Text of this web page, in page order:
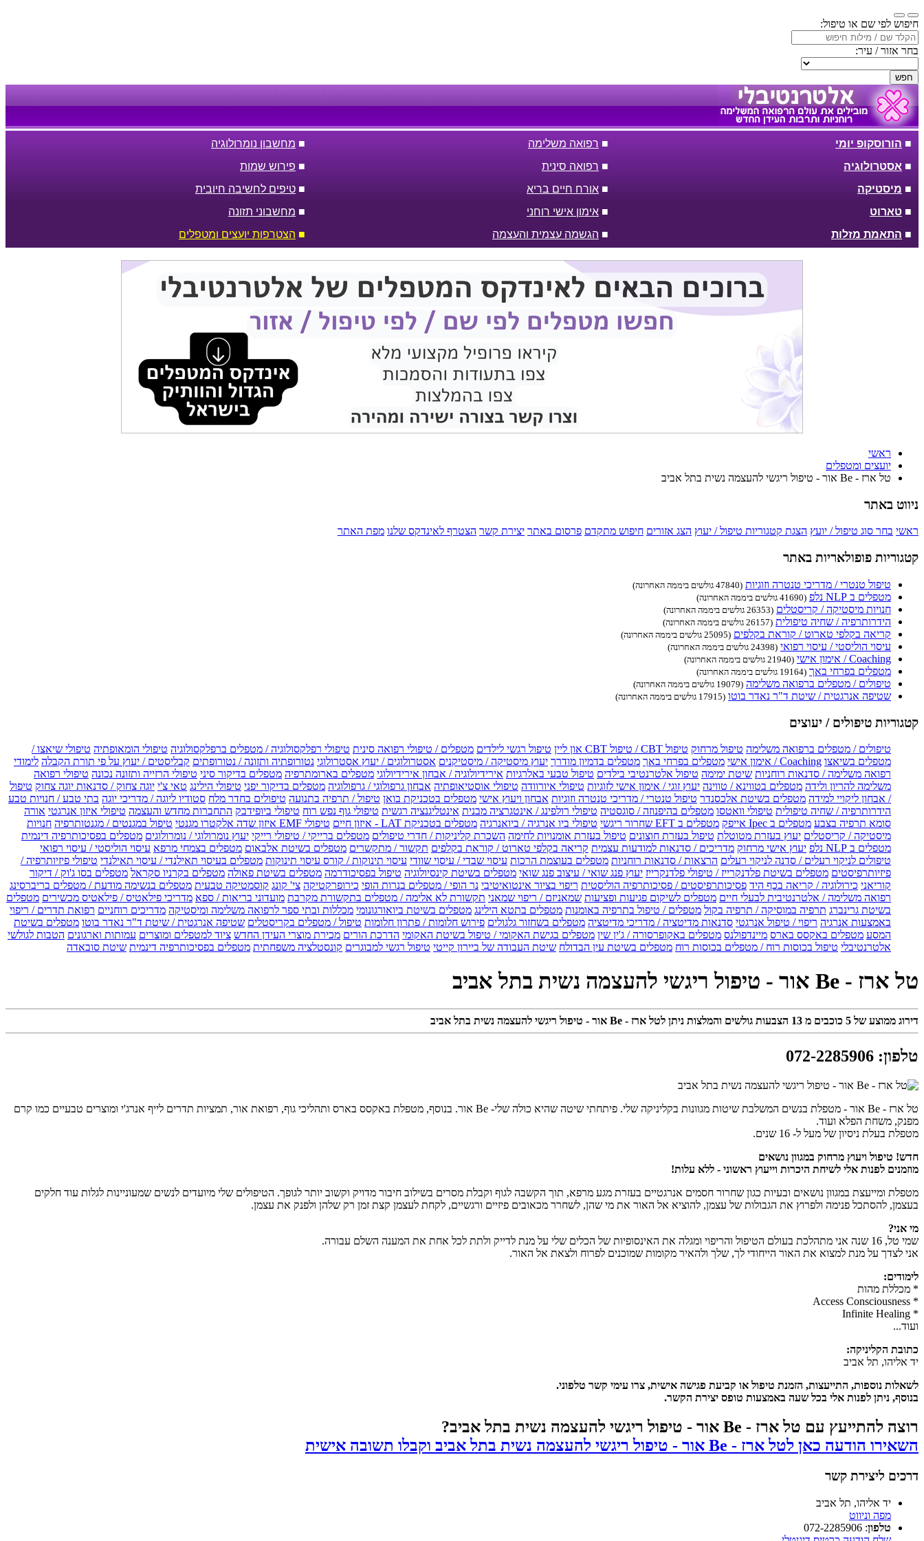
חיפוש לפי שם או טיפול:
בחר אזור / עיר:
חפש
■ הורוסקופ יומי ■ רפואה משלימה ■ מחשבון נומרולוגיה
■ אסטרולוגיה ■ רפואה סינית ■ פירוש שמות
■ מיסטיקה ■ אורח חיים בריא ■ טיפים לחשיבה חיובית
■ טארוט ■ אימון אישי רוחני ■ מחשבוני תזונה
■ התאמת מזלות ■ הגשמה עצמית והעצמה ■ הצטרפות יועצים ומטפלים
ראשי
יועצים ומטפלים
טל ארז - Be אור - טיפול ריגשי להעצמה נשית בתל אביב
ניווט באתר
ראשי בחר סוג טיפול / יועץ הצגת קטגוריות טיפול / יעוץ הצג אזורים חיפוש מתקדם פרסום באתר יצירת קשר הצטרף לאינדקס שלנו מפת האתר
קטגוריות פופולאריות באתר
טיפול טנטרי / מדריכי טנטרה וזוגיות (47840 גולשים ביממה האחרונה)
מטפלים ב NLP נלפ (41690 גולשים ביממה האחרונה)
חנויות מיסטיקה / קריסטלים (26353 גולשים ביממה האחרונה)
הידרותרפיה / שחיה טיפולית (26157 גולשים ביממה האחרונה)
קריאה בקלפי טארוט / קוראת בקלפים (25095 גולשים ביממה האחרונה)
עיסוי הוליסטי / עיסוי רפואי (24398 גולשים ביממה האחרונה)
Coaching / אימון אישי (21940 גולשים ביממה האחרונה)
מטפלים בפרחי באך (19164 גולשים ביממה האחרונה)
טיפולים / מטפלים ברפואה משלימה (19079 גולשים ביממה האחרונה)
שטיפה אנרגטית / שיטת ד"ר נאדר בוטו (17915 גולשים ביממה האחרונה)
קטגוריות טיפולים / יעוצים
טיפולים / מטפלים ברפואה משלימה טיפול מרחוק טיפול CBT / טיפול CBT און ליין טיפול רגשי לילדים מטפלים / טיפולי רפואה סינית טיפולי רפלקסולוגיה / מטפלים ברפלקסולוגיה טיפולי הומאופתיה טיפולי שיאצו /
מטפלים בשיאצו Coaching / אימון אישי מטפלים בפרחי באך מטפלים בדמיון מודרך יעוץ מיסטיקה / מיסטיקנים אסטרולוגים / יעוץ אסטרולוגי נטורופתיה ותזונה / נטורופתים קבליסטים / יעוץ על פי תורת הקבלה לימודי
רפואה משלימה / סדנאות רוחניות שיטת ימימה טיפול אלטרנטיבי בילדים טיפול טבעי באלרגיות אירידיולוגיה / אבחון אירידיולוגי מטפלים בארומתרפיה מטפלים בדיקור סיני טיפולי הרזייה ותזונה נכונה טיפולי רפואה
משלימה להריון ולידה מטפלים בטווינא / טווינה יעוץ זוגי / אימון אישי לזוגיות טיפולי איורוודה טיפולי אוסטיאופתיה אבחון גרפולוגי / גרפולוגיה מטפלים בדיקור יפני טיפולי הילינג טאי צ'י יוגה צחוק / סדנאות יוגה צחוק טיפול
/ אבחון ליקויי למידה מטפלים בשיטת אלכסנדר טיפול טנטרי / מדריכי טנטרה וזוגיות אבחון ויעוץ אישי מטפלים בטכניקת בואן טיפול / תרפיה בתנועה טיפולים בחדר מלח סטודיו ליוגה / מדריכי יוגה בתי טבע / חנויות טבע
הידרותרפיה / שחיה טיפולית טיפולי וואטסו מטפלים בהיפנוזה / סוגסטיה טיפולי רולפינג / אינטגרציה מבנית אינטליגנציה רגשית טיפולי גוף נפש רוח טיפולי ביופידבק התחברות מחדש והעצמה טיפולי איזון אנרגטי אורה
סומא תרפיה בצבע מטפלים ב Ipec אייפק מטפלים ב EFT שחרור ריגשי טיפולי ביו אנרגיה / ביואנרגיה מטפלים בטכניקת LAT - איזון חיים טיפולי EMF איזון שדה אלקטרו מגנטי טיפול במגנטים / מגנטותרפיה חנויות
מיסטיקה / קריסטלים יעוץ בעזרת מטוטלת טיפול בעזרת חוצונים טיפול בעזרת אומנויות לחימה השכרת קליניקות / חדרי טיפולים מטפלים ברייקי / טיפולי רייקי יעוץ נומרולוגי / נומרולוגים מטפלים בפסיכותרפיה דינמית
מטפלים ב NLP נלפ
יעוץ אישי מרחוק מדריכים / סדנאות למודעות עצמית קריאה בקלפי טארוט / קוראת בקלפים תקשור / מתקשרים מטפלים בשיטת אלבאום מטפלים בצמחי מרפא עיסוי הוליסטי / עיסוי רפואי
טיפולים לניקוי רעלים / סדנה לניקוי רעלים הרצאות / סדנאות רוחניות מטפלים בעוצמת הרכות עיסוי שבדי / עיסוי שוודי עיסוי תינוקות / קורס עיסוי תינוקות מטפלים בעיסוי תאילנדי / עיסוי תאילנדי טיפולי פיזיותרפיה /
פיזיותרפיסטים מטפלים בשיטת פלדנקרייז / טיפולי פלדנקרייז יעוץ פנג שואי / עיצוב פנג שואי מטפלים בשיטת קינסיולוגיה טיפול בפסיכודרמה מטפלים בשיטת פאולה מטפלים בקרניו סקראל מטפלים בסו ג'וק / דיקור
קוריאני כירולוגיה / קריאה בכף היד פסיכותרפיסטים / פסיכותרפיה הוליסטית ריפוי בציור אינטואיטיבי נר הופי / מטפלים בנרות הופי כירופרקטיקה צי' קונג קוסמטיקה טבעית מטפלים בנשימה מודעת / מטפלים בריברסינג
רפואה משלימה / אלטרנטיבית לבעלי חיים מטפלים לשיקום פגיעות ופציעות שמאניזם / ריפוי שמאני תקשורת לא אלימה / מטפלים בתקשורת מקרבת מועדוני בריאות / ספא מדריכי פילאטיס / פילאטיס מכשירים מטפלים
בשיטת גרינברג תרפיה במוסיקה / תרפיה בקול מטפלים / טיפול בתרפיה באומנות מטפלים בתטא הילינג מטפלים בשיטת ביואורגונומי מכללות ובתי ספר לרפואה משלימה ומיסטיקה מדריכים רוחניים רפואת תדרים / ריפוי
באמצעות אנרגיה ריפוי / טיפול אנרגטי סדנאות מדיטציה / מדריכי מדיטציה מטפלים בשחזור גלגולים פירוש חלומות / פתרון חלומות טיפול / מטפלים בקריסטלים שטיפה אנרגטית / שיטת ד"ר נאדר בוטו מטפלים בשיטת
המסע מטפלים באקסס בארס מיינדפולנס מטפלים באקופרסורה / ג'ין שין מטפלים בגישת האקומי / טיפול בשיטת האקומי הדרכת הורים מכירת מוצרי העידן החדש ציוד למטפלים ומוצרים עמותות וארגונים הטבות לגולשי
אלטרנטיבלי טיפול בכוסות רוח / מטפלים בכוסות רוח מטפלים בשיטת עין הבדולח שיטת העבודה של ביירון קייטי טיפול רגשי למבוגרים קונסטלציה משפחתית מטפלים בפסיכותרפיה דינמית שיטת סובאדה
טל ארז - Be אור - טיפול ריגשי להעצמה נשית בתל אביב
דירוג ממוצע של 5 כוכבים מ 13 הצבעות גולשים והמלצות ניתן לטל ארז - Be אור - טיפול ריגשי להעצמה נשית בתל אביב
טלפון:
072-2285906
טל ארז - Be אור - מטפלת בנשים המשלבת שיטות מגוונות בקליניקה שלי. פיתחתי שיטה שהיא כולה שלי- Be אור. בנוסף, מטפלת באקסס בארס ותהליכי גוף, רפואת אור, תמציות תדרים לייף אנרג'י ומוצרים טבעיים כמו קרם
מפנק, משחת הפלא ועוד.
מטפלת בעלת ניסיון של מעל ל- 16 שנים.
חדש! טיפול ויעוץ מרחוק במגוון נושאים
מוזמנים לפנות אלי לשיחת היכרות וייעוץ ראשוני - ללא עלות!
מטפלת ומייעצת במגוון נושאים ובעיות כגון שחרור חסמים אנרגטיים בעזרת מגע מרפא, תוך הקשבה לגוף וקבלת מסרים בשילוב חיבור מדויק וקשוב יותר לגופך. הטיפולים שלי מיועדים לנשים שמעוניינות לגלות עוד חלקים
בעצמן, להסתכל פנימה ולפרוץ את הגבולות של עצמן, להוציא אל האור את מי שהן, לשחרר מכאובים פיזיים ורגשיים, לקחת לעצמן קצת זמן רק שלהן ולפנק את עצמן.
מי אני?
שמי טל, 16 שנה אני מתהלכת בעולם הטיפול והריפוי ומגלה את האינסופיות של הכלים שלי על מנת לדייק ולתת לכל אחת את המענה השלם עבורה.
אני לצדך על מנת למצוא את האור הייחודי לך, שלך ולהאיר מקומות שמוכנים לפרוח ולצאת אל האור.
לימודים:
* מכללת מהות
* Access Consciousness
* Infinite Healing
ועוד...
כתובת הקליניקה:
יד אליהו, תל אביב
לשאלות נוספות, התייעצות, הזמנת טיפול או קביעת פגישה אישית, צרו עימי קשר טלפוני.
בנוסף, ניתן לפנות אלי בכל שעה באמצעות טופס יצירת הקשר.
רוצה להתייעץ עם טל ארז - Be אור - טיפול ריגשי להעצמה נשית בתל אביב?
השאירו הודעה כאן לטל ארז - Be אור - טיפול ריגשי להעצמה נשית בתל אביב וקבלו תשובה אישית
דרכים ליצירת קשר
יד אליהו, תל אביב
מפה וניווט
טלפון:
072-2285906